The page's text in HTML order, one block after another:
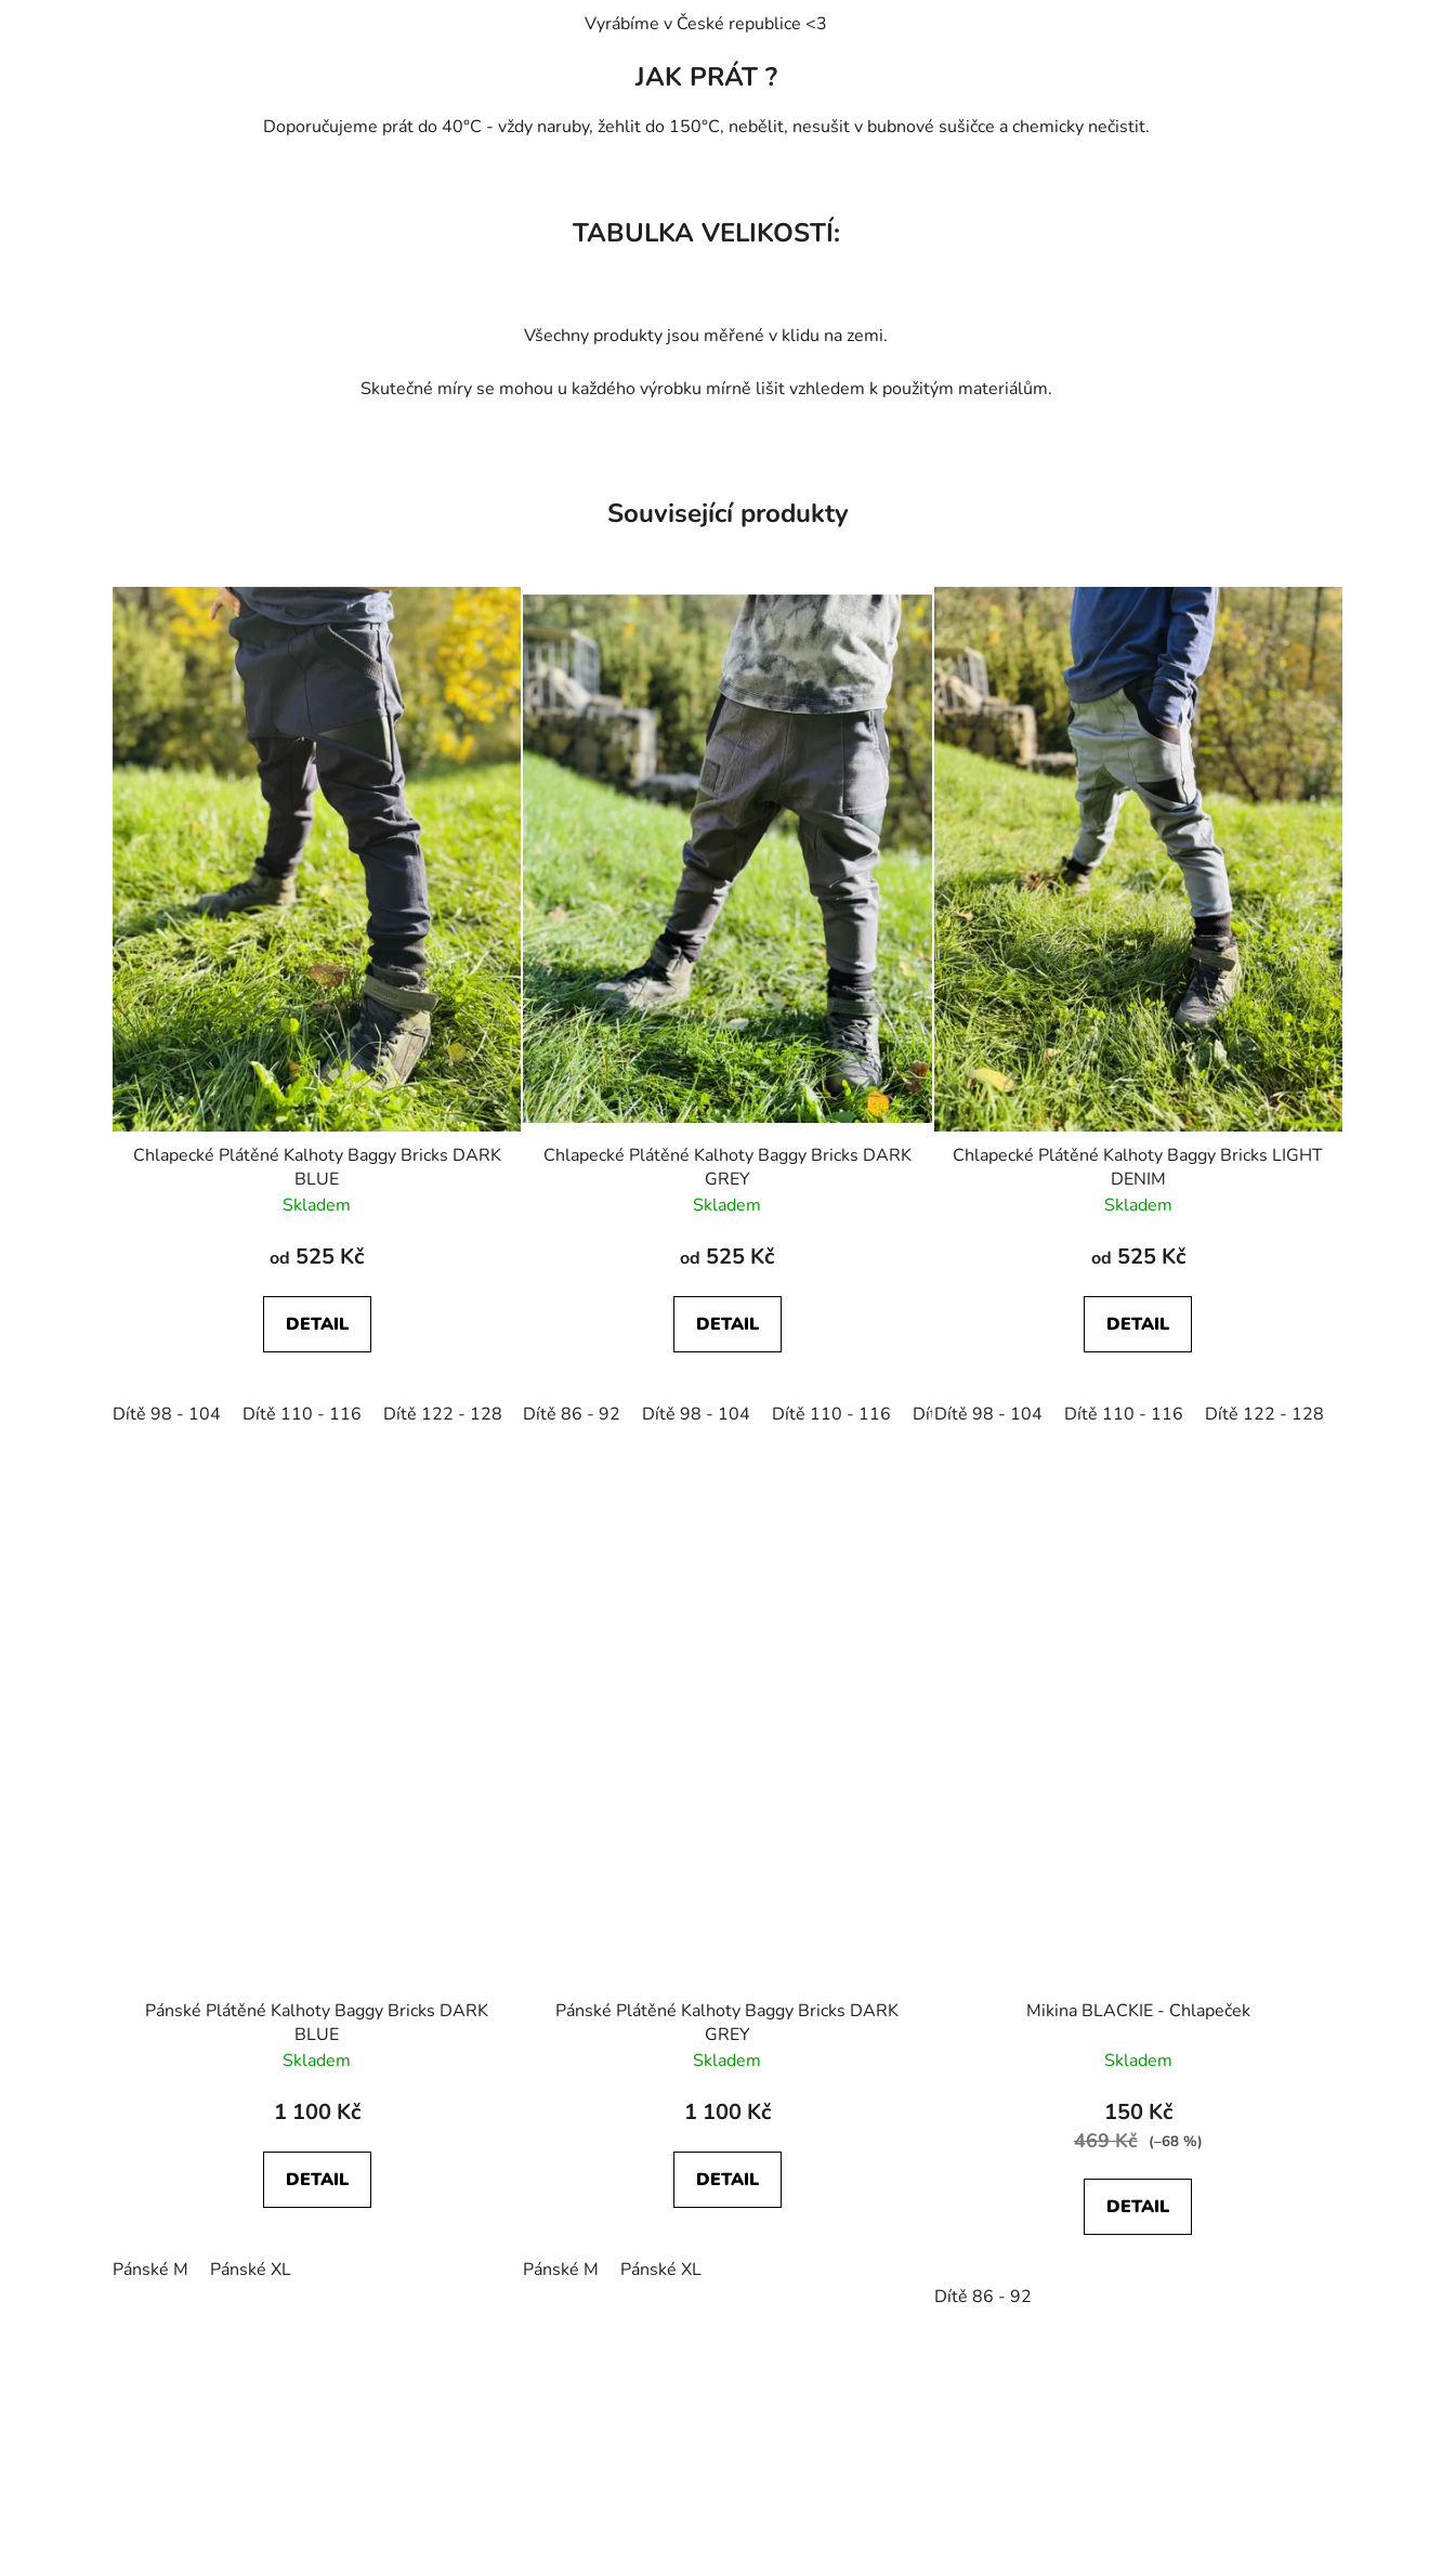
Vyrábíme v České republice <3
JAK PRÁT ?
Doporučujeme prát do 40°C - vždy naruby, žehlit do 150°C, nebělit, nesušit v bubnové sušičce a chemicky nečistit.
TABULKA VELIKOSTÍ:
Všechny produkty jsou měřené v klidu na zemi.
Skutečné míry se mohou u každého výrobku mírně lišit vzhledem k použitým materiálům.
Související produkty
Chlapecké Plátěné Kalhoty Baggy Bricks DARK
BLUE
Skladem
od 525 Kč
DETAIL
Dítě 98 - 104 Dítě 110 - 116 Dítě 122 - 128 Dítě 134 - 140 Dítě 146 - 152
Chlapecké Plátěné Kalhoty Baggy Bricks DARK
GREY
Skladem
od 525 Kč
DETAIL
Dítě 86 - 92 Dítě 98 - 104 Dítě 110 - 116 Dítě 122 - 128 Dítě 134 - 140
Chlapecké Plátěné Kalhoty Baggy Bricks LIGHT
DENIM
Skladem
od 525 Kč
DETAIL
Dítě 98 - 104 Dítě 110 - 116 Dítě 122 - 128
Pánské Plátěné Kalhoty Baggy Bricks DARK
BLUE
Skladem
1 100 Kč
DETAIL
Pánské M Pánské XL
Pánské Plátěné Kalhoty Baggy Bricks DARK
GREY
Skladem
1 100 Kč
DETAIL
Pánské M Pánské XL
Mikina BLACKIE - Chlapeček
Skladem
150 Kč
469 Kč (–68 %)
DETAIL
Dítě 86 - 92